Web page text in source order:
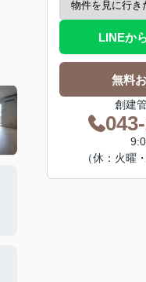
LINEか
無料
創建
（休：火曜